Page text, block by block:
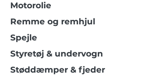
Motorolie
Remme og remhjul
Spejle
Styretøj & undervogn
Støddæmper & fjeder